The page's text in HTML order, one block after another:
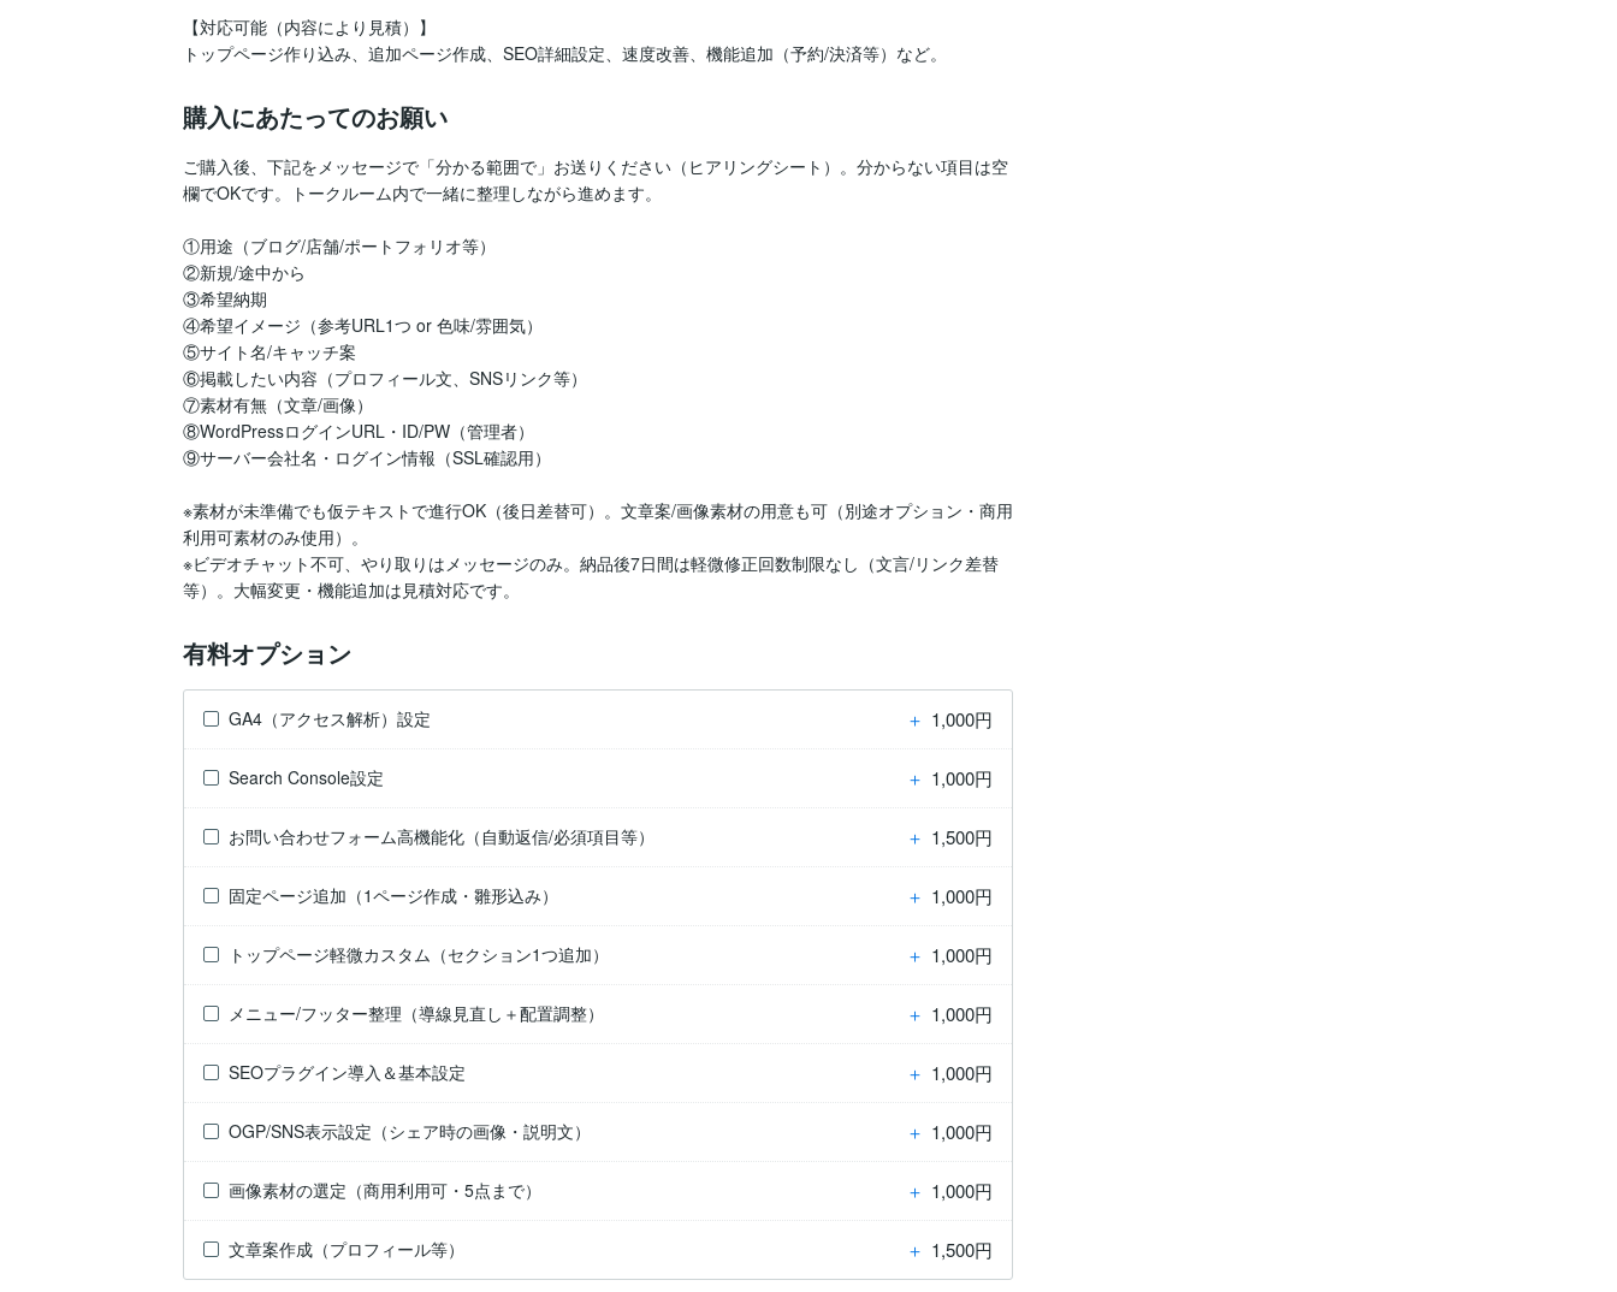
【対応可能（内容により見積）】
トップページ作り込み、追加ページ作成、SEO詳細設定、速度改善、機能追加（予約/決済等）など。
購入にあたってのお願い
ご購入後、下記をメッセージで「分かる範囲で」お送りください（ヒアリングシート）。分からない項目は空
欄でOKです。トークルーム内で一緒に整理しながら進めます。
①用途（ブログ/店舗/ポートフォリオ等）
②新規/途中から
③希望納期
④希望イメージ（参考URL1つ or 色味/雰囲気）
⑤サイト名/キャッチ案
⑥掲載したい内容（プロフィール文、SNSリンク等）
⑦素材有無（文章/画像）
⑧WordPressログインURL・ID/PW（管理者）
⑨サーバー会社名・ログイン情報（SSL確認用）
※素材が未準備でも仮テキストで進行OK（後日差替可）。文章案/画像素材の用意も可（別途オプション・商用
利用可素材のみ使用）。
※ビデオチャット不可、やり取りはメッセージのみ。納品後7日間は軽微修正回数制限なし（文言/リンク差替
等）。大幅変更・機能追加は見積対応です。
有料オプション
GA4（アクセス解析）設定 ＋ 1,000円
Search Console設定 ＋ 1,000円
お問い合わせフォーム高機能化（自動返信/必須項目等） ＋ 1,500円
固定ページ追加（1ページ作成・雛形込み） ＋ 1,000円
トップページ軽微カスタム（セクション1つ追加） ＋ 1,000円
メニュー/フッター整理（導線見直し＋配置調整） ＋ 1,000円
SEOプラグイン導入＆基本設定 ＋ 1,000円
OGP/SNS表示設定（シェア時の画像・説明文） ＋ 1,000円
画像素材の選定（商用利用可・5点まで） ＋ 1,000円
文章案作成（プロフィール等） ＋ 1,500円